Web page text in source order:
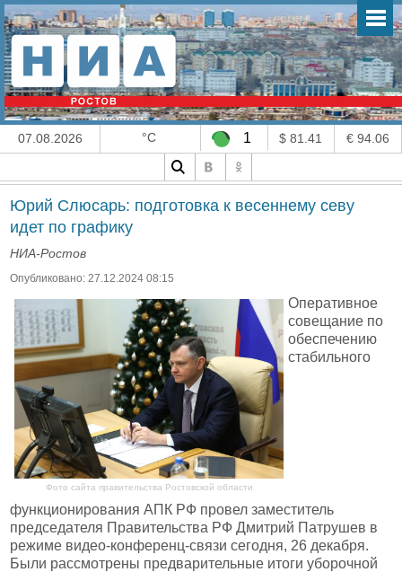
07.08.2026 °C 1 $ 81.41 € 94.06
Юрий Слюсарь: подготовка к весеннему севу
идет по графику
НИА-Ростов
Опубликовано: 27.12.2024 08:15
Фото сайта правительства Ростовской области
Оперативное
совещание по
обеспечению
стабильного
функционирования АПК РФ провел заместитель
председателя Правительства РФ Дмитрий Патрушев в
режиме видео-конференц-связи сегодня, 26 декабря.
Были рассмотрены предварительные итоги уборочной